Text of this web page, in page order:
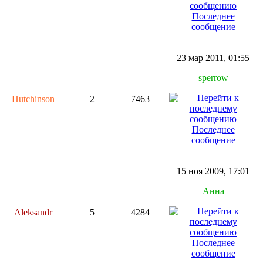
Последнее
сообщение
Hutchinson 2 7463
23 мар 2011, 01:55
sperrow
Последнее
сообщение
Aleksandr 5 4284
15 ноя 2009, 17:01
Анна
Последнее
сообщение